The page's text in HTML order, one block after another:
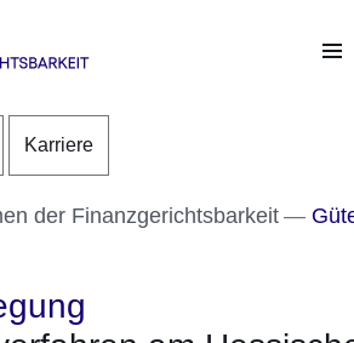
Kopf der Seite
Inhalt
Fuß der Seite
Karriere
der Finanzgerichtsbarkeit